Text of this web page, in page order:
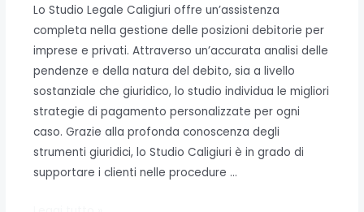
Lo Studio Legale Caligiuri offre un’assistenza
completa nella gestione delle posizioni debitorie per
imprese e privati. Attraverso un’accurata analisi delle
pendenze e della natura del debito, sia a livello
sostanziale che giuridico, lo studio individua le migliori
strategie di pagamento personalizzate per ogni
caso. Grazie alla profonda conoscenza degli
strumenti giuridici, lo Studio Caligiuri è in grado di
supportare i clienti nelle procedure …